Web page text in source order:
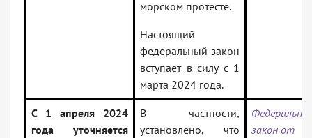
морском протесте.
Настоящий
федеральный закон
вступает в силу с 1
марта 2024 года.
С 1 апреля 2024
года уточняется
В частности,
установлено, что
закон от